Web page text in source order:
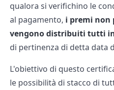
qualora si verifichino le
al pagamento, i premi non
vengono distribuiti tutti
di pertinenza di detta data
L'obiettivo di questo
le possibilità di stacco di